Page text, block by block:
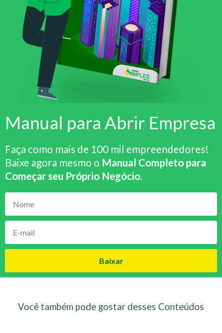
Manual para Abrir Empresa
Faça como mais de 100 mil empreendedores!
Baixe agora mesmo o Manual Completo para
Começar seu Próprio Negócio.
Baixar
Você também pode gostar desses Conteúdos